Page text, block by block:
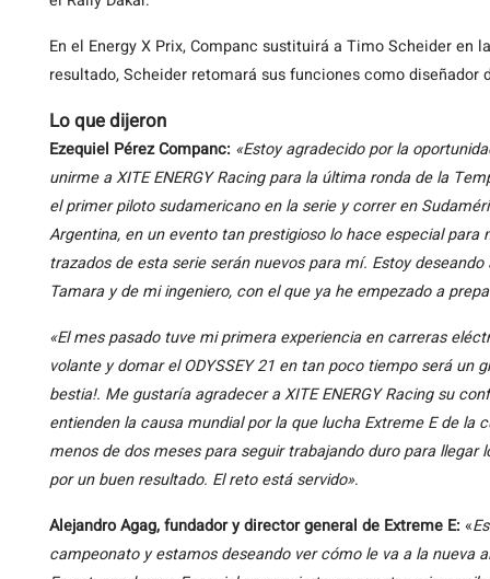
En el Energy X Prix, Companc sustituirá a Timo Scheider en
resultado, Scheider retomará sus funciones como
Lo que dijeron
Ezequiel Pérez Companc: «Estoy agradecido por la
unirme a XITE ENERGY Racing para la última ronda de la
el primer piloto sudamericano en la serie y correr en
Argentina, en un evento tan prestigioso lo hace especial
trazados de esta serie serán nuevos para mí. Estoy
Tamara y de mi ingeniero, con el que ya he empezado a
«El mes pasado tuve mi primera experiencia en carreras
volante y domar el ODYSSEY 21 en tan poco tiempo será un
bestia!. Me gustaría agradecer a XITE ENERGY Racing su
entienden la causa mundial por la que lucha Extreme E de la
menos de dos meses para seguir trabajando duro para
por un buen resultado. El reto está servido».
Alejandro Agag, fundador y director general de Extreme E: «
campeonato y estamos deseando ver cómo le va a la nueva